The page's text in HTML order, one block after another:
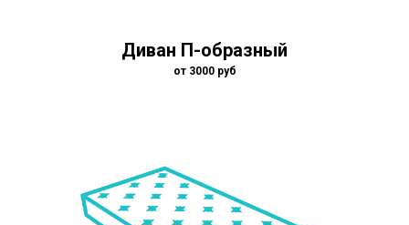
Диван П-образный
от 3000 руб